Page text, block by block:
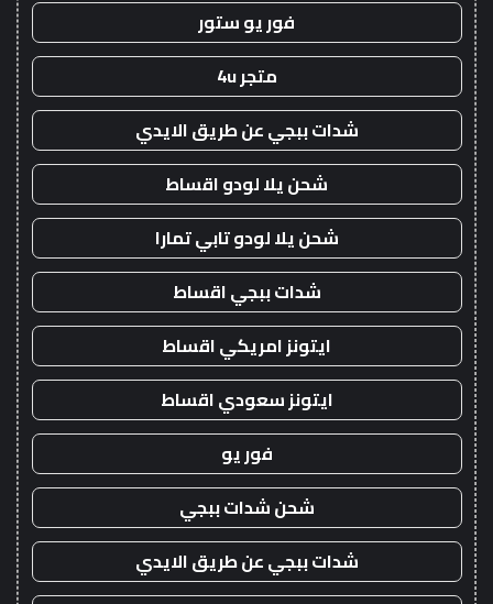
فور يو ستور
متجر 4u
شدات ببجي عن طريق الايدي
شحن يلا لودو اقساط
شحن يلا لودو تابي تمارا
شدات ببجي اقساط
ايتونز امريكي اقساط
ايتونز سعودي اقساط
فور يو
شحن شدات ببجي
شدات ببجي عن طريق الايدي